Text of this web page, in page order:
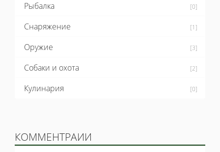
Рыбалка [0]
Снаряжение [1]
Оружие [3]
Собаки и охота [2]
Кулинария [0]
КОММЕНТРАИИ